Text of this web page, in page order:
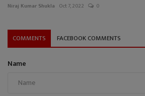
Niraj Kumar Shukla Oct 7, 2022 0
COMMENTS FACEBOOK COMMENTS
Name